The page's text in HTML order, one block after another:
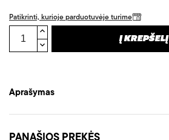
Patikrinti, kurioje parduotuvėje turime
Į KREPŠELĮ
Aprašymas
PANAŠIOS PREKĖS